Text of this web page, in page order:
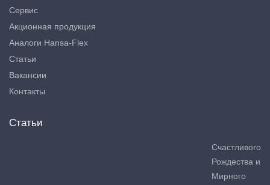
Сервис
Акционная продукция
Аналоги Hansa-Flex
Статьи
Вакансии
Контакты
Статьи
Счастливого
Рождества и
Мирного